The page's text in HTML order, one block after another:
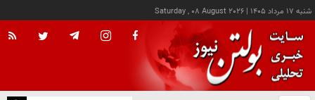
شنبه ۱۷ مرداد ۱۴۰۵ |
Saturday , 08 August 2026